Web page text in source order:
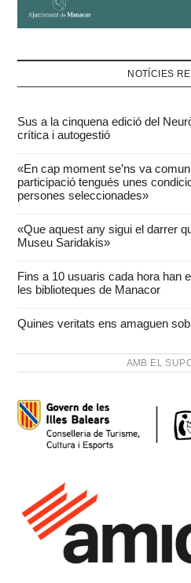
NOTÍCIES
Sus a la cinquena edició del
crítica i autogestió
«En cap moment se’ns va
participació tengués unes
persones seleccionades»
«Que aquest any sigui el darrer
Museu Saridakis»
Fins a 10 usuaris cada hora han
les biblioteques de Manacor
Quines veritats ens amaguen
AMB EL